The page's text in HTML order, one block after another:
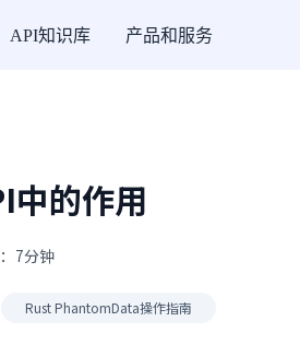
API知识库 产品和服务
的作用
7分钟
Rust PhantomData操作指南